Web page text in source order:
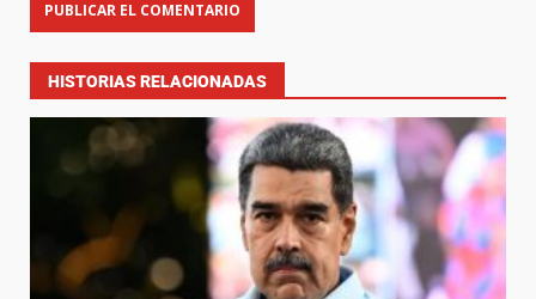
HISTORIAS RELACIONADAS